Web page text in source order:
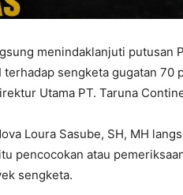
menindaklanjuti putusan
sengketa gugatan 70
Utama PT. Taruna
Loura Sasube, SH, MH
pencocokan atau
sengketa.